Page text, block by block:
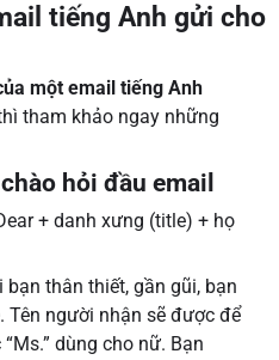
tiếng Anh gửi cho
một email tiếng Anh
tham khảo ngay những
hỏi đầu email
+ danh xưng (title) + họ
thân thiết, gần gũi, bạn
Tên người nhận sẽ được để
dùng cho nữ. Bạn